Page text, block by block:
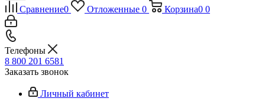
Сравнение0 Отложенные 0 Корзина0 0
Телефоны
8 800 201 6581
Заказать звонок
Личный кабинет